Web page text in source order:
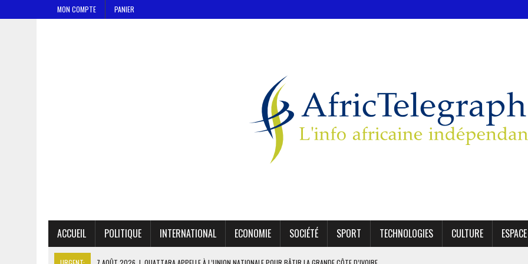
MON COMPTE PANIER
ACCUEIL POLITIQUE INTERNATIONAL ECONOMIE SOCIÉTÉ SPORT TECHNOLOGIES CULTURE